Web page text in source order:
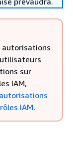
autorisations
sur
IAM,
IAM.